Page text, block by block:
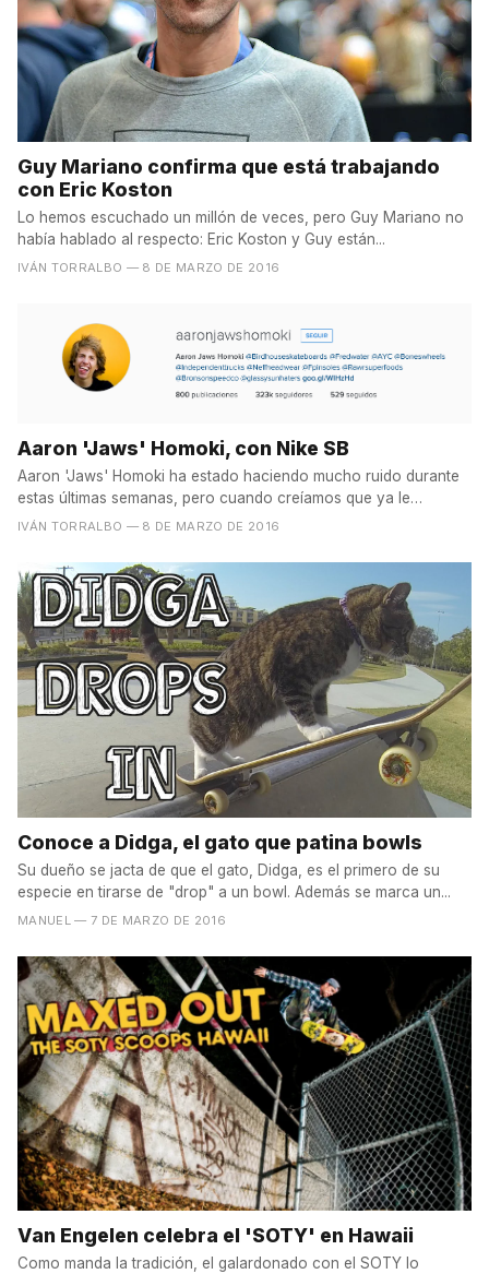
Guy Mariano confirma que está trabajando
con Eric Koston
Lo hemos escuchado un millón de veces, pero Guy Mariano no
había hablado al respecto: Eric Koston y Guy están...
IVÁN TORRALBO — 8 DE MARZO DE 2016
Aaron 'Jaws' Homoki, con Nike SB
Aaron 'Jaws' Homoki ha estado haciendo mucho ruido durante
estas últimas semanas, pero cuando creíamos que ya le
tocaba...
IVÁN TORRALBO — 8 DE MARZO DE 2016
Conoce a Didga, el gato que patina bowls
Su dueño se jacta de que el gato, Didga, es el primero de su
especie en tirarse de "drop" a un bowl. Además se marca un...
MANUEL — 7 DE MARZO DE 2016
Van Engelen celebra el 'SOTY' en Hawaii
Como manda la tradición, el galardonado con el SOTY lo